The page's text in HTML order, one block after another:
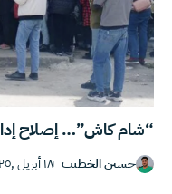
“شام كاش”… إصلاح
حسين الخطيب ١٨ أبريل ,٢٠٢٥